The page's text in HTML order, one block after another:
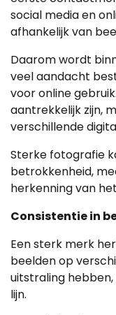
social media en
afhankelijk van
Daarom wordt
veel aandacht
voor online
aantrekkelijk zijn,
verschillende
Sterke fotografie
betrokkenheid,
herkenning van
Consistentie in
Een sterk merk
beelden op
uitstraling
lijn.